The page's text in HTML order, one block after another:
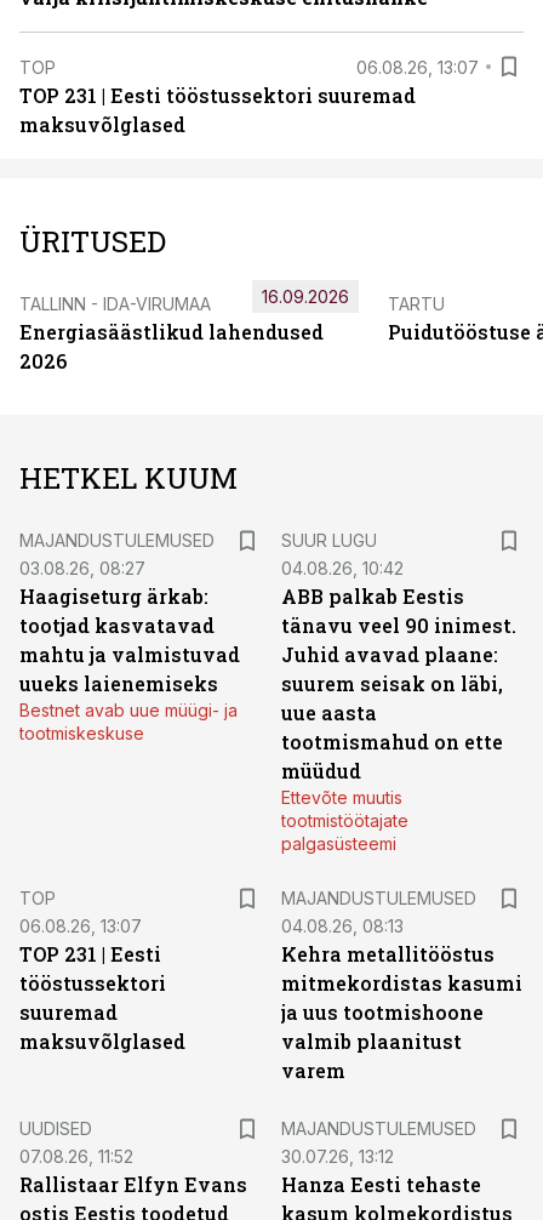
TOP 06.08.26, 13:07
TOP 231 | Eesti tööstussektori suuremad
maksuvõlglased
ÜRITUSED
TALLINN - IDA-VIRUMAA
Energiasäästlikud lahendused
2026
16.09.2026 TARTU
Puidutööstuse
HETKEL KUUM
MAJANDUSTULEMUSED
03.08.26, 08:27
Haagiseturg ärkab:
tootjad kasvatavad
mahtu ja valmistuvad
uueks laienemiseks
Bestnet avab uue müügi- ja
tootmiskeskuse
SUUR LUGU
04.08.26, 10:42
ABB palkab Eestis
tänavu veel 90 inimest.
Juhid avavad plaane:
suurem seisak on läbi,
uue aasta
tootmismahud on ette
müüdud
Ettevõte muutis
tootmistöötajate
palgasüsteemi
TOP
06.08.26, 13:07
TOP 231 | Eesti
tööstussektori
suuremad
maksuvõlglased
MAJANDUSTULEMUSED
04.08.26, 08:13
Kehra metallitööstus
mitmekordistas kasumi
ja uus tootmishoone
valmib plaanitust
varem
UUDISED
07.08.26, 11:52
Rallistaar Elfyn Evans
ostis Eestis toodetud
MAJANDUSTULEMUSED
30.07.26, 13:12
Hanza Eesti tehaste
kasum kolmekordistus